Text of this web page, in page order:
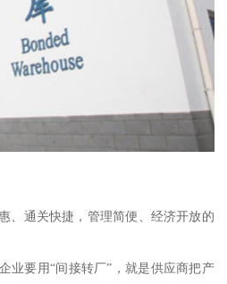
、通关快捷，管理简便、经济开放的
业要用“间接转厂”，就是供应商把产